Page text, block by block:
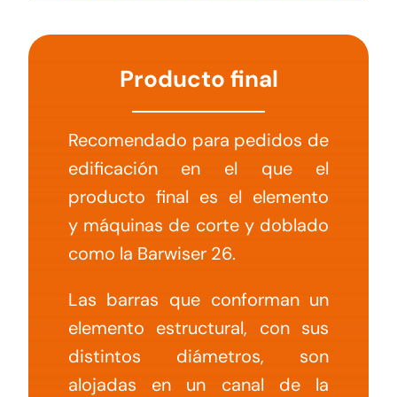
Producto final
Recomendado para pedidos de
edificación en el que el
producto final es el elemento
y máquinas de corte y doblado
como la Barwiser 26.
Las barras que conforman un
elemento estructural, con sus
distintos diámetros, son
alojadas en un canal de la